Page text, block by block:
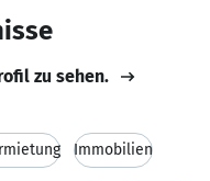
zu sehen.
Immobilien